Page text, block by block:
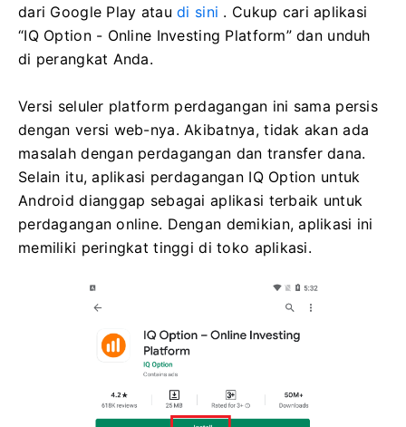
dari Google Play ataudi sini . Cukup cari aplikasi
“IQ Option - Online Investing Platform” dan unduh
di perangkat Anda.
Versi seluler platform perdagangan ini sama persis
dengan versi web-nya. Akibatnya, tidak akan ada
masalah dengan perdagangan dan transfer dana.
Selain itu, aplikasi perdagangan IQ Option untuk
Android dianggap sebagai aplikasi terbaik untuk
perdagangan online. Dengan demikian, aplikasi ini
memiliki peringkat tinggi di toko aplikasi.